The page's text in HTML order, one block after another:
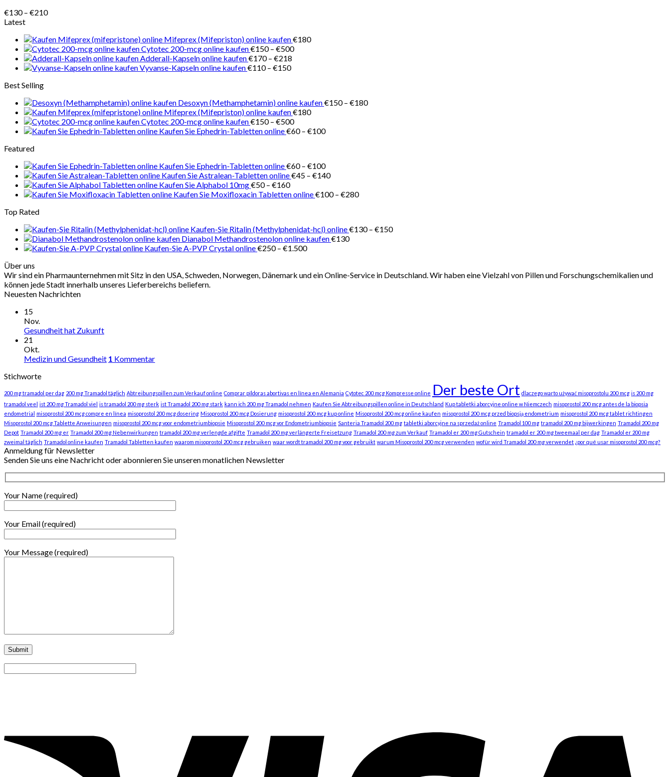
€130 – €210Preisspanne:
€210
Latest
Mifeprex (Mifepriston) online kaufen€180
Cytotec 200-mcg online kaufen€150 – €500Preisspanne:
Adderall-Kapseln online kaufen€170 – €218
Vyvanse-Kapseln online kaufen€110 – €150Preisspanne:
Best Selling
Desoxyn (Methamphetamin) online kaufen€150 – €180Preisspanne:
Mifeprex (Mifepriston) online kaufen€180
Cytotec 200-mcg online kaufen€150 – €500Preisspanne:
€150
Kaufen Sie Ephedrin-Tabletten online€60 – €100Preisspanne:
Featured
Kaufen Sie Ephedrin-Tabletten online€60 – €100Preisspanne:
€60
€100
Kaufen Sie Astralean-Tabletten online€45 – €140Preisspanne:
bis
Kaufen Sie Alphabol 10mg€50 – €160Preisspanne:
€50
Kaufen Sie Moxifloxacin Tabletten online€100 – €280Preisspanne:
Top Rated
Kaufen-Sie Ritalin (Methylphenidat-hcl) online€130 – €150Preisspanne:
Dianabol Methandrostenolon online kaufen€130
Kaufen-Sie A-PVP Crystal online€250 – €1.500Preisspanne:
€1.500
Über uns
Wir sind ein Pharmaunternehmen mit Sitz in den USA, Schweden, Norwegen, Dänemark und ein Online-Service in Deutschland. Wir haben eine Vielzahl von Pillen und Forschungschemikalien und
können jede Stadt innerhalb unseres Lieferbereichs beliefern.
Neuesten Nachrichten
15
Nov.
Gesundheit hat Zukunft
21
Okt.
Medizin und Gesundheit 1 Kommentar
Stichworte
200 mg tramadol per dag 200 mg Tramadol täglich Abtreibungspillen zum Verkauf online Comprar píldoras abortivas en línea en Alemania Cytotec 200 mcg Kompresse online Der beste Ort dlaczego warto używać misoprostolu 200 mcg is 200 mg
tramadol veel ist 200 mg Tramadol viel is tramadol 200 mg sterk ist Tramadol 200 mg stark kann ich 200 mg Tramadol nehmen Kaufen Sie Abtreibungspillen online in Deutschland Kup tabletki aborcyjne online w Niemczech misoprostol 200 mcg antes de la biopsia
endometrial misoprostol 200 mcg compre en línea misoprostol 200 mcg dosering Misoprostol 200 mcg Dosierung misoprostol 200 mcg kup online Misoprostol 200 mcg online kaufen misoprostol 200 mcg przed biopsją endometrium misoprostol 200 mcg tablet richtingen
Misoprostol 200 mcg Tablette Anweisungen misoprostol 200 mcg voor endometriumbiopsie Misoprostol 200 mcg vor Endometriumbiopsie Santeria Tramadol 200 mg tabletki aborcyjne na sprzedaż online Tramadol 100 mg tramadol 200 mg bijwerkingen Tramadol 200 mg
Depot Tramadol 200 mg er Tramadol 200 mg Nebenwirkungen tramadol 200 mg verlengde afgifte Tramadol 200 mg verlängerte Freisetzung Tramadol 200 mg zum Verkauf Tramadol er 200 mg Gutschein tramadol er 200 mg tweemaal per dag Tramadol er 200 mg
zweimal täglich Tramadol online kaufen Tramadol Tabletten kaufen waarom misoprostol 200 mcg gebruiken waar wordt tramadol 200 mg voor gebruikt warum Misoprostol 200 mcg verwenden wofür wird Tramadol 200 mg verwendet ¿por qué usar misoprostol 200 mcg?
Anmeldung für Newsletter
Senden Sie uns eine Nachricht oder abonnieren Sie unseren monatlichen Newsletter
Your Name (required)
Your Email (required)
Your Message (required)